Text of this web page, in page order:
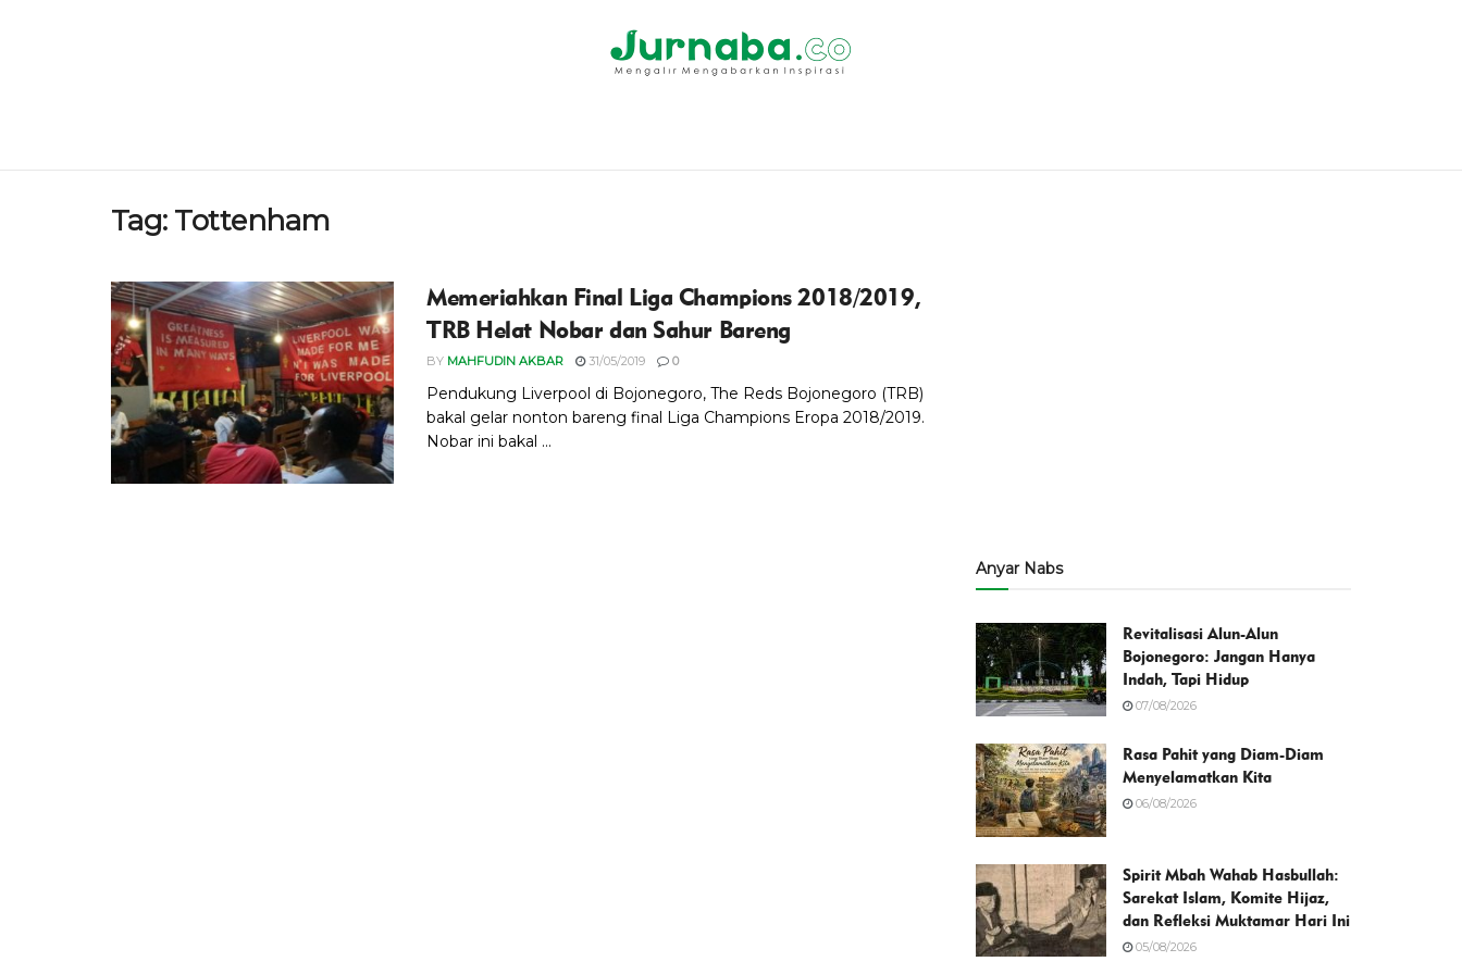
Tag: Tottenham
Memeriahkan Final Liga Champions 2018/2019,
TRB Helat Nobar dan Sahur Bareng
BY MAHFUDIN AKBAR 31/05/2019 0
Pendukung Liverpool di Bojonegoro, The Reds Bojonegoro (TRB)
bakal gelar nonton bareng final Liga Champions Eropa 2018/2019.
Nobar ini bakal ...
Anyar Nabs
Revitalisasi Alun-Alun
Bojonegoro: Jangan Hanya
Indah, Tapi Hidup
07/08/2026
Rasa Pahit yang Diam-Diam
Menyelamatkan Kita
06/08/2026
Spirit Mbah Wahab Hasbullah:
Sarekat Islam, Komite Hijaz,
dan Refleksi Muktamar Hari Ini
05/08/2026